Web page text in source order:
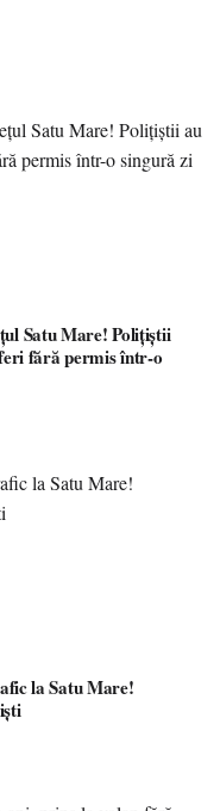
Satu Mare! Polițiștii
fără permis într-o
la Satu Mare!